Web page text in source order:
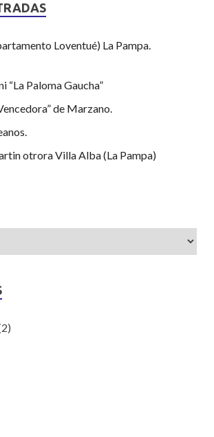
Loventué) La Pampa.
“La Paloma Gaucha”
de Marzano.
otrora Villa Alba (La Pampa)